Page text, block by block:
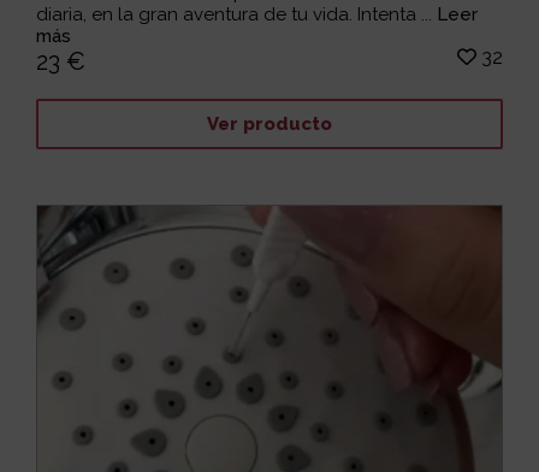
diaria, en la gran aventura de tu vida. Intenta ... Leer
más
23 € 32
Ver producto